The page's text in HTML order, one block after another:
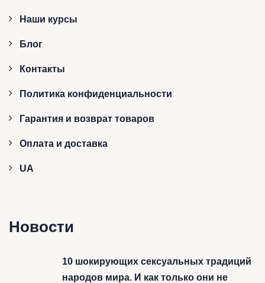
Наши курсы
Блог
Контакты
Политика конфиденциальности
Гарантия и возврат товаров
Оплата и доставка
UA
Новости
10 шокирующих сексуальных традиций
народов мира. И как только они не